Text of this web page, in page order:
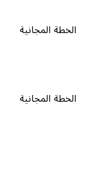
الخطة المجانية
الخطة المجانية